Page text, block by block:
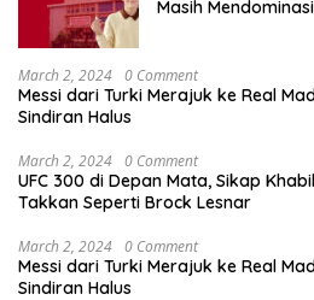
Masih
March 2, 2024 0 Comment
Messi dari Turki Merajuk ke Real
Sindiran Halus
March 2, 2024 0 Comment
UFC 300 di Depan Mata, Sikap
Takkan Seperti Brock Lesnar
March 2, 2024 0 Comment
Messi dari Turki Merajuk ke Real
Sindiran Halus